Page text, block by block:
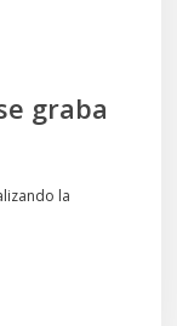
graba
la